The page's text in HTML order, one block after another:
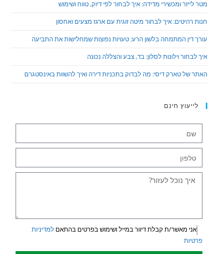
מטר לייזר ומכשירי מדידה: איך לבחור לפי דיוק, טווח ושימוש
חנות רהיטים: איך לבחור מיטה זוגית עם ארגז מצעים ואחסון
עורך דין המתמחה בלשון הרע: טעויות נפוצות שמחלישות את התביעה
איך לבחור וילונות לסלון: בד, צבע והצללה נכונה
האתר של טארק דיסי: מה לבדוק בתכניות דירה ואיך להשוות באינסטגרם
לייעוץ חינם
אני מאשר/ת קבלת דיוור במייל ושימוש בפרטים בהתאםלמדיניות
פרטיות